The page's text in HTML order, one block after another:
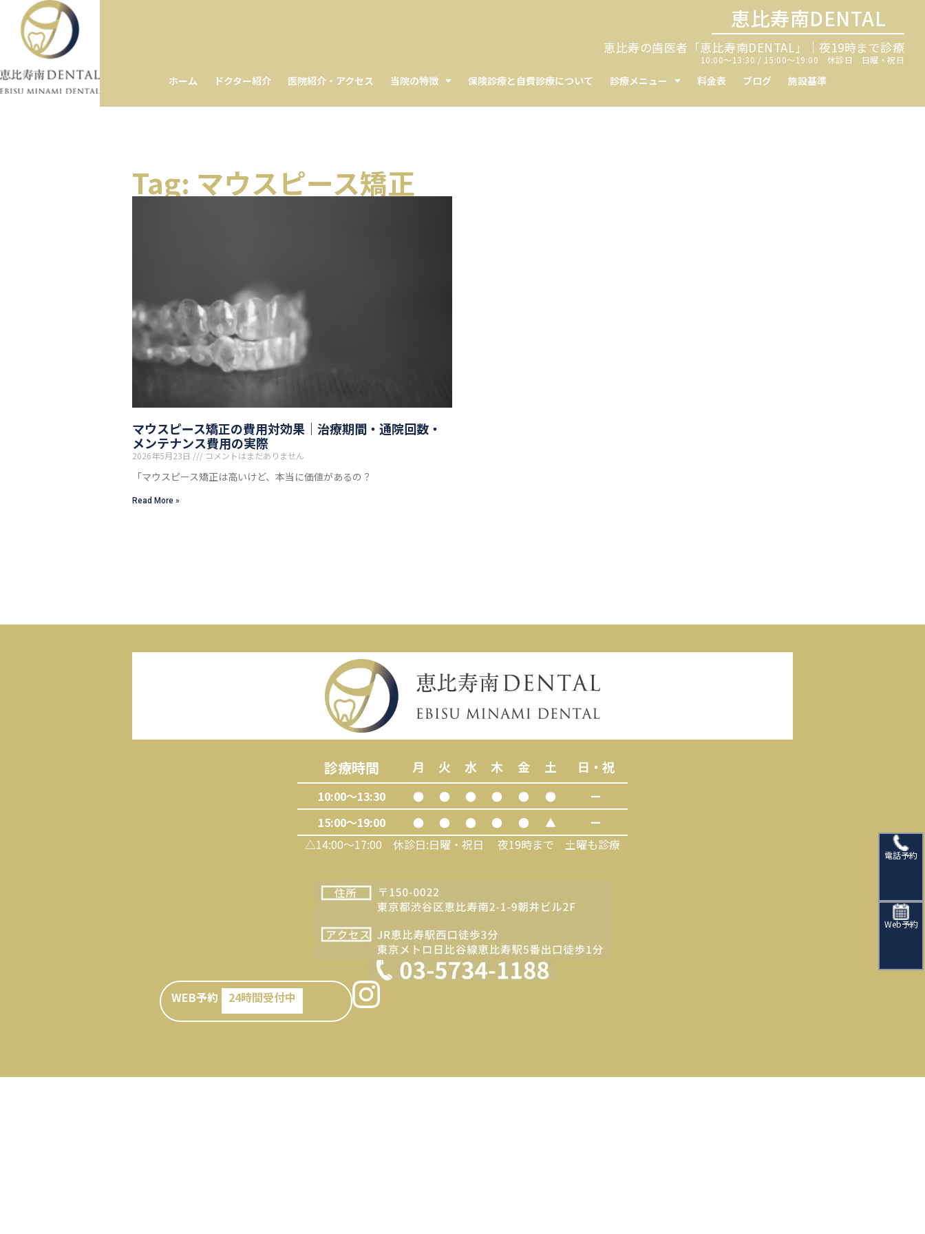
恵比寿南DENTAL
恵比寿の歯医者「恵比寿南DENTAL」｜夜19時まで診療
10:00〜13:30 / 15:00〜19:00 休診日 日曜・祝日
ホーム ドクター紹介 医院紹介・アクセス 当院の特徴 保険診療と自費診療について 診療メニュー 料金表 ブログ 施設基準
電話予約
Web予約
Tag: マウスピース矯正
マウスピース矯正の費用対効果｜治療期間・通院回数・
メンテナンス費用の実際
2026年5月23日 コメントはまだありません
「マウスピース矯正は高いけど、本当に価値があるの？
Read More »
診療時間 月 火 水 木 金 土 日・祝
10:00～13:30 ● ● ● ● ● ●
ー
15:00～19:00
● ● ● ● ● ▲
ー
△14:00～17:00 休診日:日曜・祝日 夜19時まで 土曜も診療
WEB予約 24時間受付中